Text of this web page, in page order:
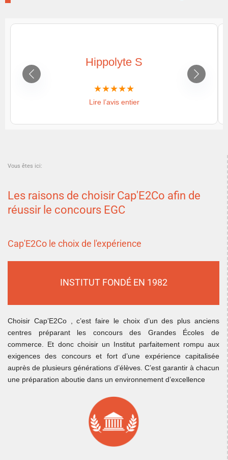
Hippolyte S
Lire l’avis entier
Vous êtes ici:
Les raisons de choisir Cap'E2Co afin de
réussir le concours EGC
Cap'E2Co le choix de l'expérience
INSTITUT FONDÉ EN 1982
Choisir Cap’E2Co , c’est faire le choix d’un des plus anciens
centres préparant les concours des Grandes Écoles de
commerce. Et donc choisir un Institut parfaitement rompu aux
exigences des concours et fort d’une expérience capitalisée
auprès de plusieurs générations d’élèves. C’est garantir à chacun
une préparation aboutie dans un environnement d’excellence